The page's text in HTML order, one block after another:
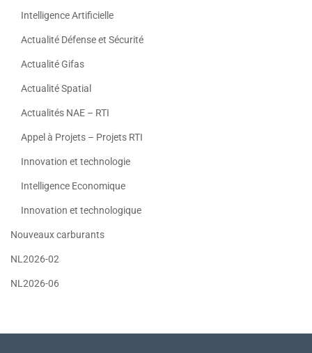
Intelligence Artificielle
Actualité Défense et Sécurité
Actualité Gifas
Actualité Spatial
Actualités NAE – RTI
Appel à Projets – Projets RTI
Innovation et technologie
Intelligence Economique
Innovation et technologique
Nouveaux carburants
NL2026-02
NL2026-06